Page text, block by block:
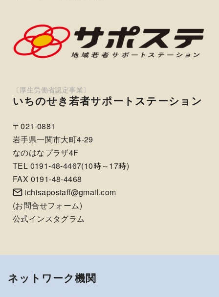
いちのせき若者サポートステーション
〒021-0881
岩手県一関市大町4-29
なのはなプラザ4F
TEL 0191-48-4467(10時～17時)
FAX 0191-48-4468
ichisapostaff@gmail.com
(お問合せフォーム)
公式インスタグラム
ネットワーク機関